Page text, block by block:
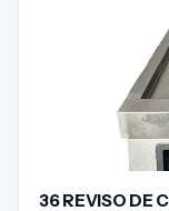
36 REVISO DE